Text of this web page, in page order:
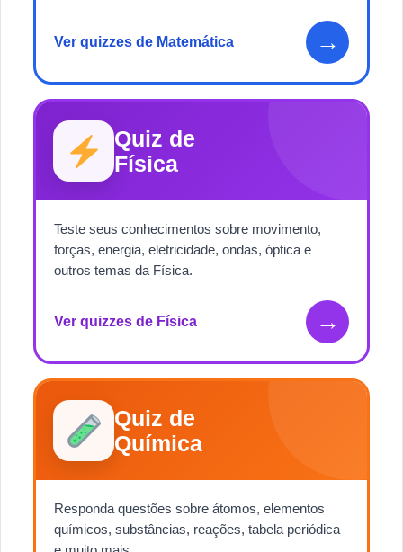
Ver quizzes de Matemática →
Quiz de
Física
Teste seus conhecimentos sobre movimento,
forças, energia, eletricidade, ondas, óptica e
outros temas da Física.
Ver quizzes de Física →
Quiz de
Química
Responda questões sobre átomos, elementos
químicos, substâncias, reações, tabela periódica